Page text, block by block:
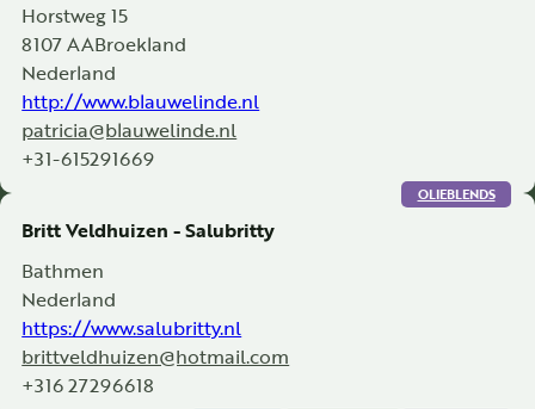
Horstweg 15
8107 AABroekland
Nederland
http://www.blauwelinde.nl
patricia@blauwelinde.nl
+31-615291669
Britt Veldhuizen - Salubritty
Bathmen
Nederland
https://www.salubritty.nl
brittveldhuizen@hotmail.com
+316 27296618
OLIEBLENDS